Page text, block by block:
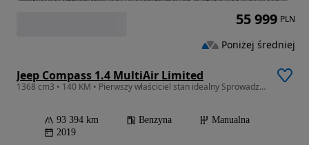
Jeep Compass 1.4 MultiAir Limited
1368 cm3 • 140 KM • Pierwszy właściciel stan idealny Sprowadzony Zarejestrowany
93 394 km Benzyna
Manualna
2019
55 999 PLN
Poniżej średniej